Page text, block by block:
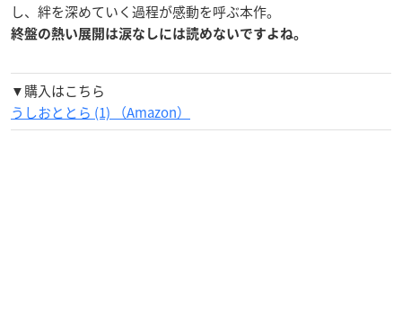
し、絆を深めていく過程が感動を呼ぶ本作。
終盤の熱い展開は涙なしには読めないですよね。
▼購入はこちら
うしおととら (1) （Amazon）